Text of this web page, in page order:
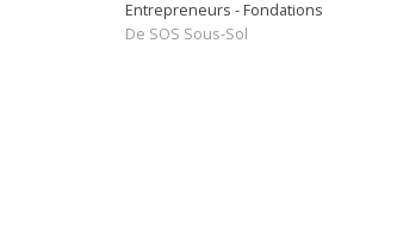
Entrepreneurs - Fondations
De SOS Sous-Sol